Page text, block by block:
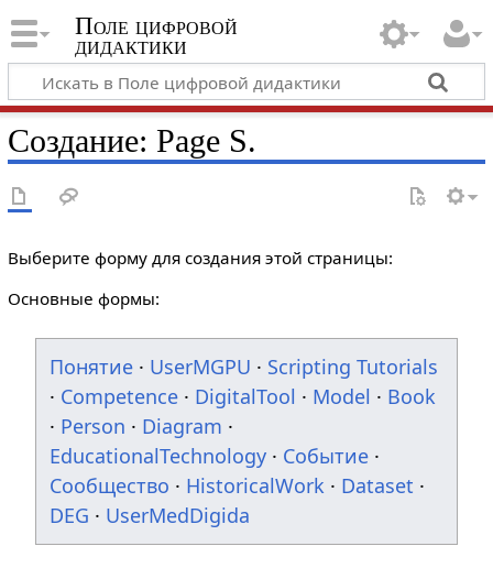
Поле цифровой
дидактики
Создание: Page S.
Выберите форму для создания этой страницы:
Основные формы:
Понятие · UserMGPU · Scripting Tutorials
· Competence · DigitalTool · Model · Book
· Person · Diagram ·
EducationalTechnology · Событие ·
Сообщество · HistoricalWork · Dataset ·
DEG · UserMedDigida